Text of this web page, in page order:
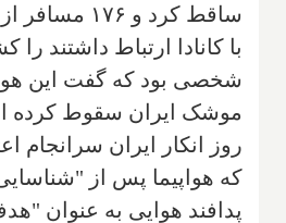
با کانادا ارتباط داشتند
شخصی بود که گفت این
موشک ایران سقوط
روز انکار ایران سرانجام
که هواپیما پس از
پدافند هوایی به عنوان